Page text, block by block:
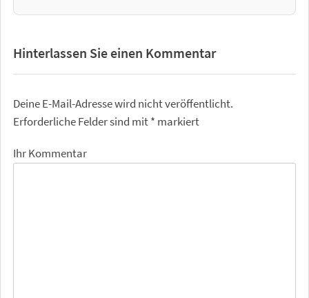
Hinterlassen Sie einen Kommentar
Deine E-Mail-Adresse wird nicht veröffentlicht.
Erforderliche Felder sind mit* markiert
Ihr Kommentar